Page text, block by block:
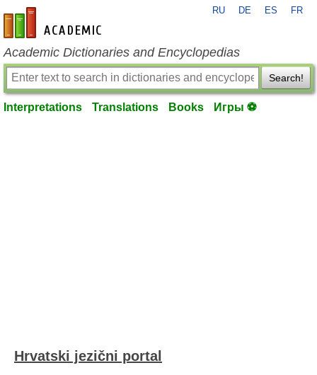
en-academic.com
RU DE ES FR
Academic Dictionaries and Encyclopedias
Search!
Interpretations Translations Books Игры ⚽
Hrvatski jezični portal